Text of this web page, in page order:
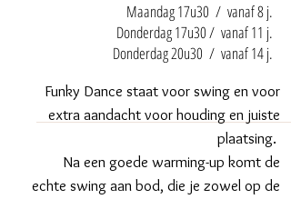
Maandag 17u30 / vanaf 8 j.
Donderdag 17u30 / vanaf 11 j.
Donderdag 20u30 / vanaf 14 j.
Funky Dance staat voor swing en voor
extra aandacht voor houding en juiste
plaatsing.
Na een goede warming-up komt de
echte swing aan bod, die je zowel op de